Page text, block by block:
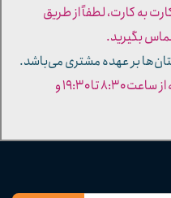
به کارت، لطفاً از طریق
بر عهده مشتری می‌باشد.
- ساعات کاری فروشگاه: شنبه تا چهارشنبه از ساعت ۸:۳۰ تا ۱۹:۳۰ و